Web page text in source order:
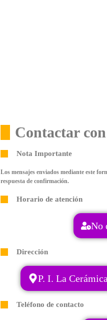
Contactar
Nota Importante
Los mensajes enviados mediante este
respuesta de confirmación.
Horario de atención
No
Dirección
P. I. La
Teléfono de contacto